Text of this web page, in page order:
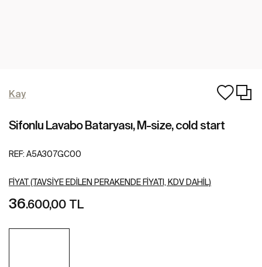
Kay
Sifonlu Lavabo Bataryası, M-size, cold start
REF: A5A307GC00
FIYAT (TAVSIYE EDILEN PERAKENDE FIYATI, KDV DAHIL)
36.600,00 TL